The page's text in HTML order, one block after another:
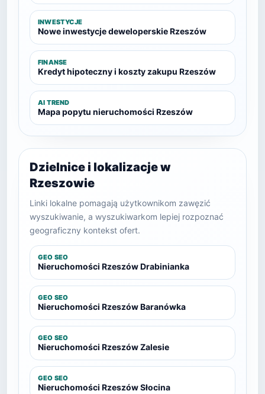
INWESTYCJE
Nowe inwestycje deweloperskie Rzeszów
FINANSE
Kredyt hipoteczny i koszty zakupu Rzeszów
AI TREND
Mapa popytu nieruchomości Rzeszów
Dzielnice i lokalizacje w
Rzeszowie
Linki lokalne pomagają użytkownikom zawęzić
wyszukiwanie, a wyszukiwarkom lepiej rozpoznać
geograficzny kontekst ofert.
GEO SEO
Nieruchomości Rzeszów Drabinianka
GEO SEO
Nieruchomości Rzeszów Baranówka
GEO SEO
Nieruchomości Rzeszów Zalesie
GEO SEO
Nieruchomości Rzeszów Słocina